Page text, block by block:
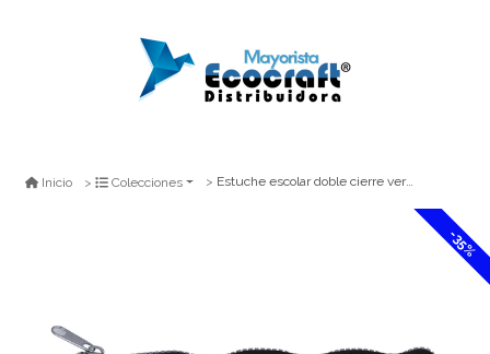
Inicio Colecciones Estuche escolar doble cierre verde
-35%